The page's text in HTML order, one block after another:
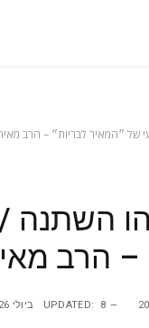
ביום‭ ‬השלישי‭
– הרב
UPDATED: 8 ביולי 2026